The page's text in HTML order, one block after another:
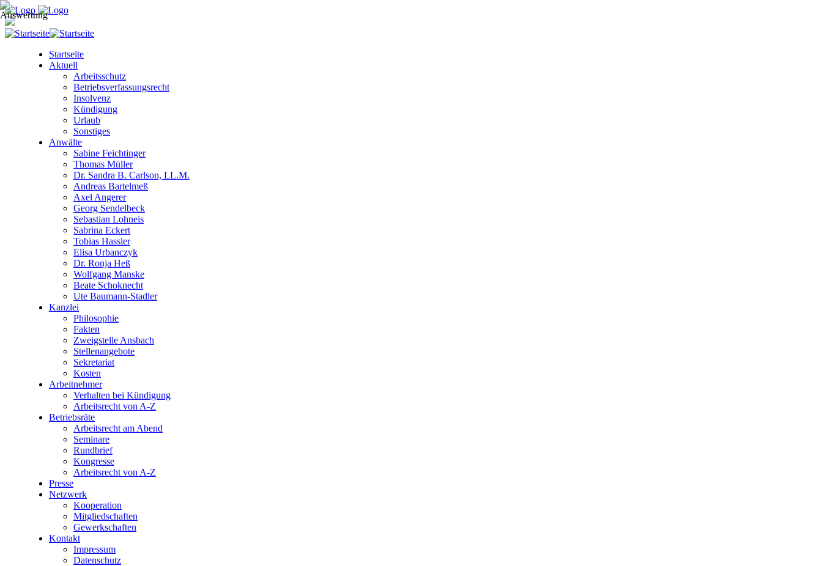
Startseite
Aktuell
Arbeitsschutz
Betriebsverfassungsrecht
Insolvenz
Kündigung
Urlaub
Sonstiges
Anwälte
Sabine Feichtinger
Thomas Müller
Dr. Sandra B. Carlson, LL.M.
Andreas Bartelmeß
Axel Angerer
Georg Sendelbeck
Sebastian Lohneis
Sabrina Eckert
Tobias Hassler
Elisa Urbanczyk
Dr. Ronja Heß
Wolfgang Manske
Beate Schoknecht
Ute Baumann-Stadler
Kanzlei
Philosophie
Fakten
Zweigstelle Ansbach
Stellenangebote
Sekretariat
Kosten
Arbeitnehmer
Verhalten bei Kündigung
Arbeitsrecht von A-Z
Betriebsräte
Arbeitsrecht am Abend
Seminare
Rundbrief
Kongresse
Arbeitsrecht von A-Z
Presse
Netzwerk
Kooperation
Mitgliedschaften
Gewerkschaften
Kontakt
Impressum
Datenschutz